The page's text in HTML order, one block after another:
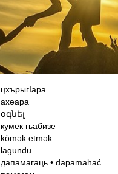
цхърыгIара
ахәара
օգնել
кумек гьабизе
kömək etmək
lagundu
дапамагаць •dapamahać